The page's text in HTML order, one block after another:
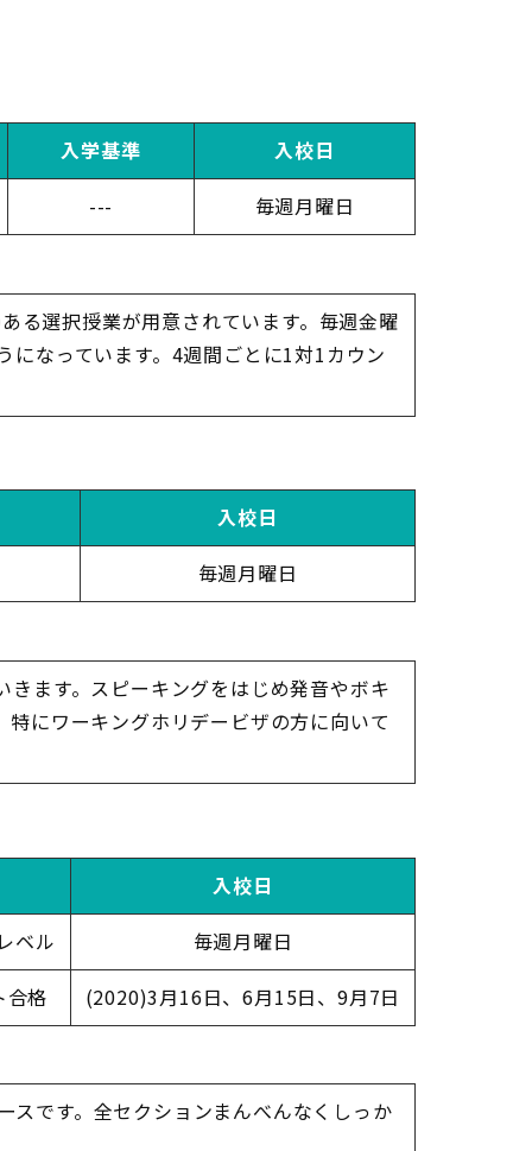
入学基準
入校日
--- 毎週月曜日
る選択授業が用意されています。毎週金曜
なっています。4週間ごとに1対1カウン
入校日
毎週月曜日
ます。スピーキングをはじめ発音やボキ
にワーキングホリデービザの方に向いて
入校日
ベル
毎週月曜日
合格 (2020)3月16日、6月15日、9月7日
スです。全セクションまんべんなくしっか